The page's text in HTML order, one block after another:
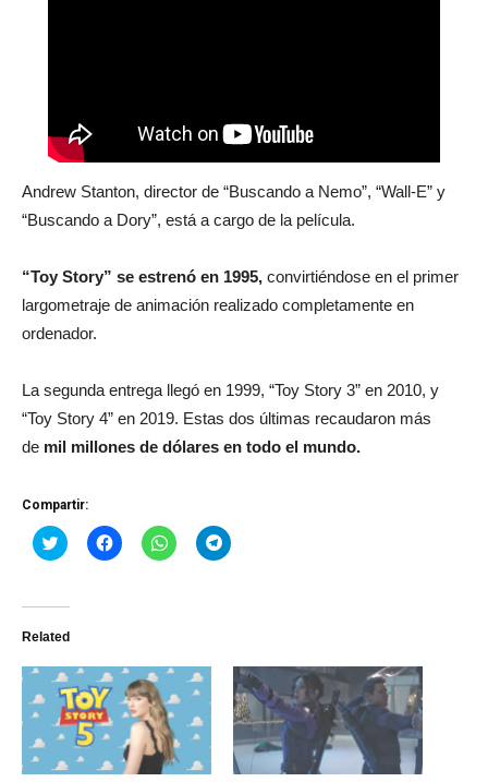
Andrew Stanton, director de “Buscando a Nemo”, “Wall-E” y
“Buscando a Dory”, está a cargo de la película.
“Toy Story” se estrenó en 1995, convirtiéndose en el primer
largometraje de animación realizado completamente en
ordenador.
La segunda entrega llegó en 1999, “Toy Story 3” en 2010, y
“Toy Story 4” en 2019. Estas dos últimas recaudaron más
de mil millones de dólares en todo el mundo.
Compartir:
Haz
clic
Twitter
abre
una
ventana
nueva)
Haz
clic
una
ventana
nueva)
Haz
clic
una
ventana
nueva)
Haz
clic
una
ventana
nueva)
Related